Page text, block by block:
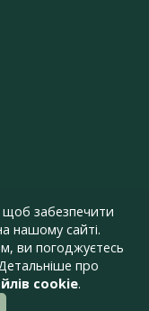
забезпечити
нашому сайті.
ви погоджуєтесь
про
cookie.